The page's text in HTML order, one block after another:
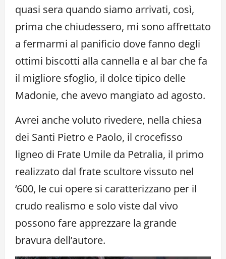
quasi sera quando siamo arrivati, così,
prima che chiudessero, mi sono affrettato
a fermarmi al panificio dove fanno degli
ottimi biscotti alla cannella e al bar che fa
il migliore sfoglio, il dolce tipico delle
Madonie, che avevo mangiato ad agosto.
Avrei anche voluto rivedere, nella chiesa
dei Santi Pietro e Paolo, il crocefisso
ligneo di Frate Umile da Petralia, il primo
realizzato dal frate scultore vissuto nel
‘600, le cui opere si caratterizzano per il
crudo realismo e solo viste dal vivo
possono fare apprezzare la grande
bravura dell’autore.